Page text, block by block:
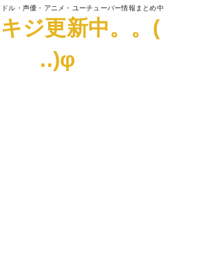
ル・声優・アニメ・ユーチューバー情報まとめ中
ジ更新中。。(
..)φ